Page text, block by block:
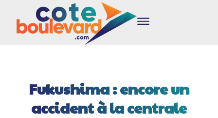
Fukushima : encore un
accident à la centrale